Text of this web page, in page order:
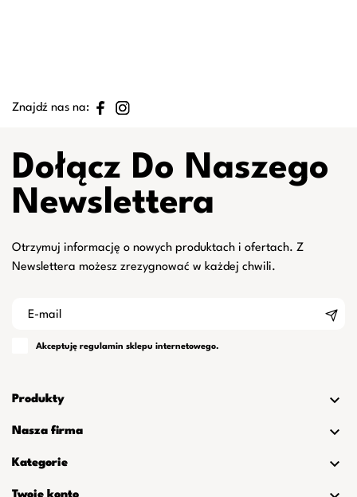
Znajdź nas na:
Dołącz Do Naszego
Newslettera
Otrzymuj informację o nowych produktach i ofertach. Z
Newslettera możesz zrezygnować w każdej chwili.
Akceptuję regulamin sklepu internetowego.
Produkty 
Nasza firma 
Kategorie 